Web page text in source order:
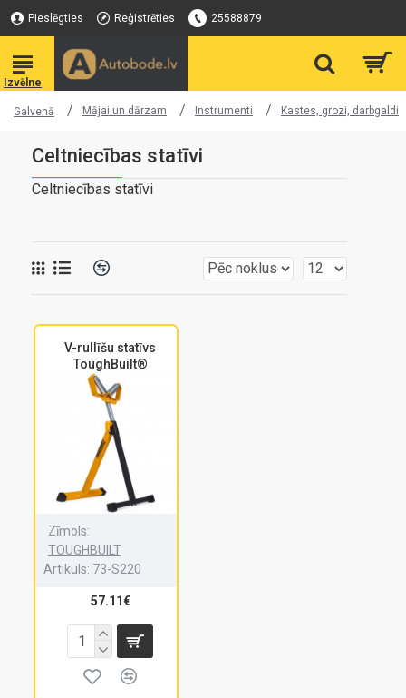
Pieslēgties Reģistrēties 25588879
Galvenā Mājai un dārzam Instrumenti Kastes, grozi, darbgaldi
Celtniecības statīvi
Celtniecības statīvi
V-rullīšu statīvs
ToughBuilt®
Zīmols:
TOUGHBUILT
Artikuls: 73-S220
57.11€